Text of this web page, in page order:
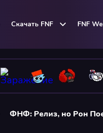
Скачать FNF FNF
ФНФ: Релиз, но Рон